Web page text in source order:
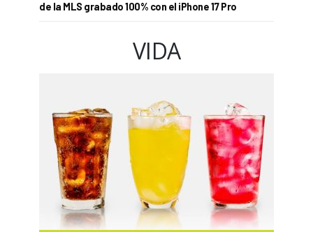
de la MLS grabado 100% con el iPhone 17 Pro
VIDA